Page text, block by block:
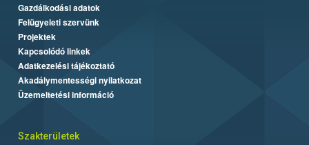
Gazdálkodási adatok
Felügyeleti szervünk
Projektek
Kapcsolódó linkek
Adatkezelési tájékoztató
Akadálymentességi nyilatkozat
Üzemeltetési információ
Szakterületek